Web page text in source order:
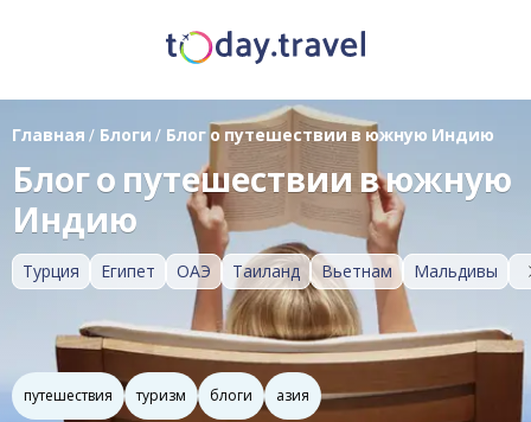
Турция Египет ОАЭ Таиланд Вьетнам Мальдивы
Главная / Блоги / Блог о путешествии в южную Индию
Блог о путешествии в южную
Индию
путешествия туризм блоги азия